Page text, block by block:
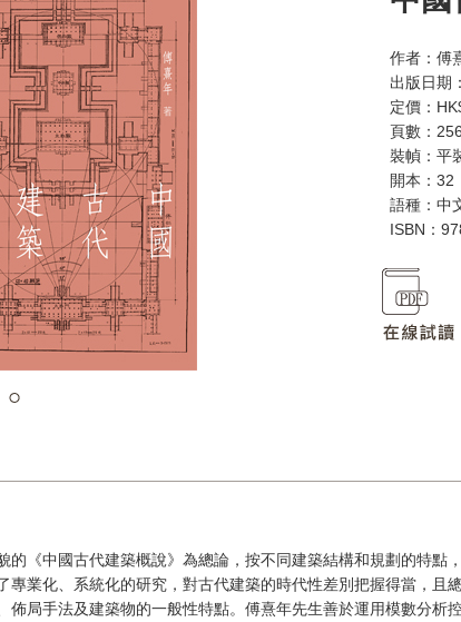
作者：傅
出版日期
定價：
頁數：
裝幀：平
開本：32
語種：中
ISBN：
的《中國古代建築概說》為總論，按不同建築結構和規劃的特點
專業化、系統化的研究，對古代建築的時代性差別把握得當，且
佈局手法及建築物的一般性特點。傅熹年先生善於運用模數分析